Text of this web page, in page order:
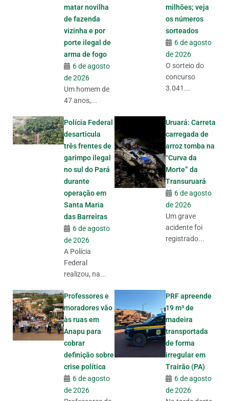
matar novilha
de fazenda
vizinha e por
porte ilegal de
arma de fogo
6 de agosto
de 2026
Um homem de
47 anos,...
milhões; veja
os números
sorteados
6 de agosto
de 2026
O sorteio do
concurso
3.041...
Polícia Federal
desarticula
três frentes de
garimpo ilegal
no sul do Pará
durante
operação em
Santa Maria
das Barreiras
6 de agosto
de 2026
A Polícia
Federal
realizou, na...
Uruará: Carreta
carregada de
arroz tomba na
“Curva da
Morte” da
Transuruará
6 de agosto
de 2026
Um grave
acidente foi
registrado...
Professores e
moradores vão
às ruas em
Anapu para
cobrar
definição sobre
crise política
6 de agosto
de 2026
PRF apreende
19 m³ de
madeira
transportada
de forma
irregular em
Trairão (PA)
6 de agosto
de 2026